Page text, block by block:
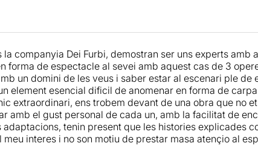
la companyia Dei Furbi, demostran ser uns experts amb
forma de espectacle al sevei amb aquest cas de 3
un domini de les veus i saber estar al escenari ple de
element esencial dificil de anomenar en forma de
extraordinari, ens trobem devant de una obra que no
amb el gust personal de cada un, amb la facilitat de
adaptacions, tenin present que les histories explicades
interes i no son motiu de prestar masa atençio al